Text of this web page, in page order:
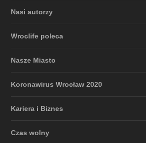
Nasi autorzy
Wroclife poleca
Nasze Miasto
Koronawirus Wrocław 2020
Kariera i Biznes
Czas wolny